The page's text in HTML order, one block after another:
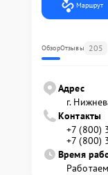
Маршрут
ОбзорОтзывы 205
Адрес
г.
Контакты
+7 (800)
+7 (800)
Время